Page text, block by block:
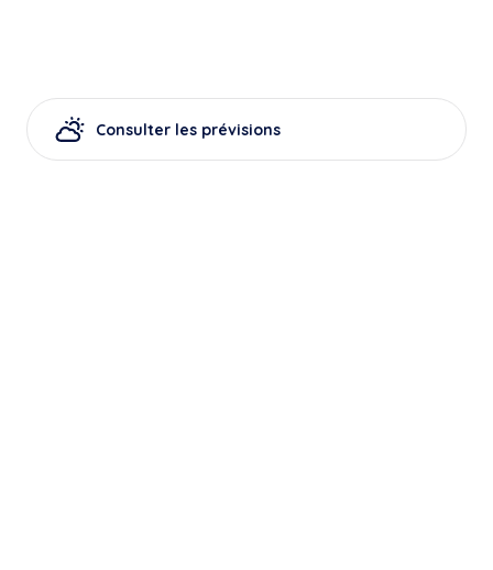
Consulter les prévisions